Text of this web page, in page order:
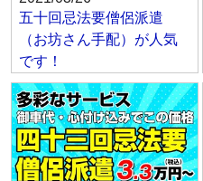
五十回忌法要僧侶派遣
（お坊さん手配）が人気
です！